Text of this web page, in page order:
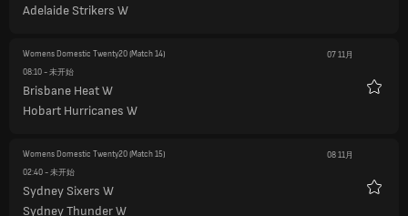
Adelaide Strikers W
Womens Domestic Twenty20(Match 14)
07 11月
08:10- 未开始
Brisbane Heat W
Hobart Hurricanes W
Womens Domestic Twenty20(Match 15)
08 11月
02:40- 未开始
Sydney Sixers W
Sydney Thunder W